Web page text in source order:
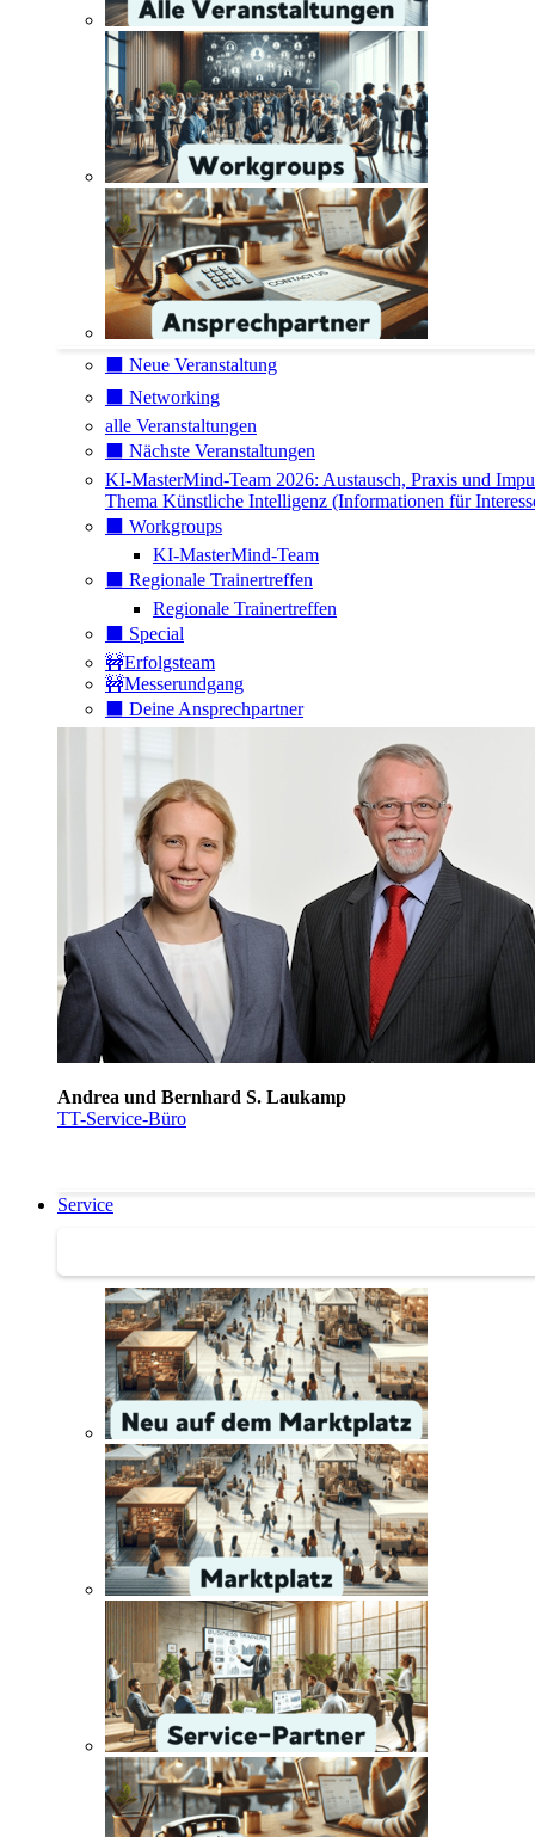
⬛️ Neue Veranstaltung
⬛️ Networking
alle Veranstaltungen
⬛️ Nächste Veranstaltungen
KI-MasterMind-Team 2026: Austausch, Praxis und
Thema Künstliche Intelligenz (Informationen für
⬛️ Workgroups
KI-MasterMind-Team
⬛️ Regionale Trainertreffen
Regionale Trainertreffen
⬛️ Special
🚧Erfolgsteam
🚧Messerundgang
⬛️ Deine Ansprechpartner
Andrea und Bernhard S. Laukamp
TT-Service-Büro
Service